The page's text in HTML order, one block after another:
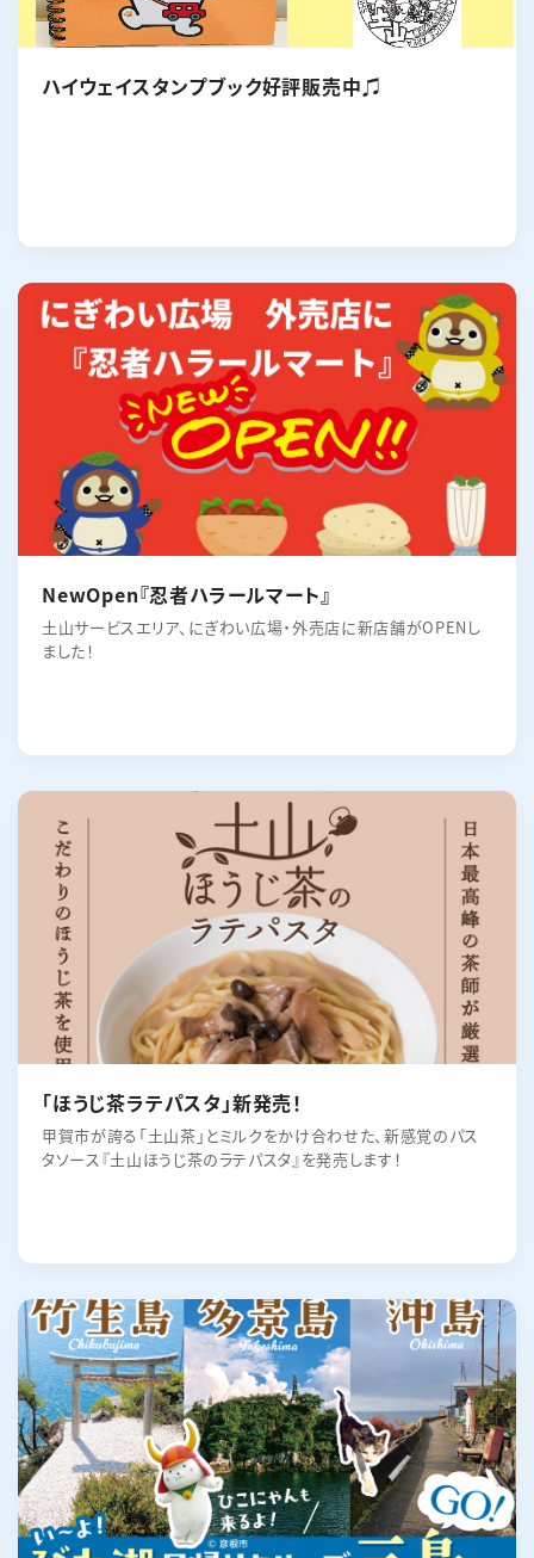
ハイウェイスタンプブック好評販売中♫
NewOpen『忍者ハラールマート』
土山サービスエリア、にぎわい広場・外売店に新店舗がOPENし
ました！
「ほうじ茶ラテパスタ」新発売！
甲賀市が誇る「土山茶」とミルクをかけ合わせた、新感覚のパス
タソース『土山ほうじ茶のラテパスタ』を発売します！